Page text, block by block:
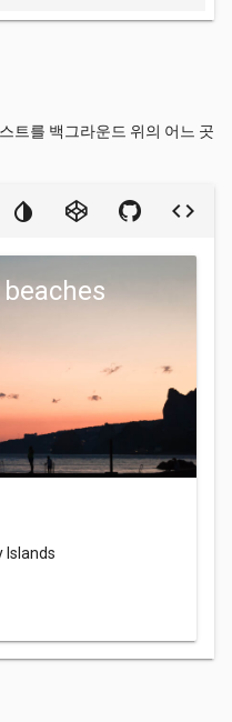
트를 백그라운드 위의 어느 곳
Islands